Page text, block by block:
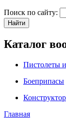
Поиск по сайту:
Каталог
Пистолеты
Боеприпасы
Главная